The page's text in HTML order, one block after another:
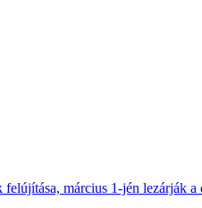
március 1-jén lezárják